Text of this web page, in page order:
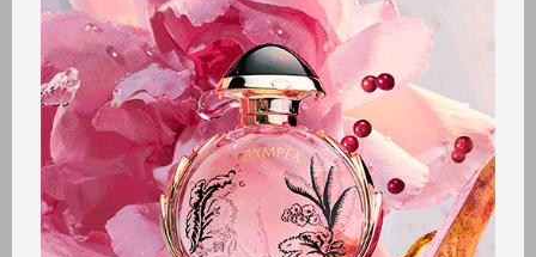
Métodos y costos de envío
Retiros gratuitos en tiendas
Productos que te pueden interesar